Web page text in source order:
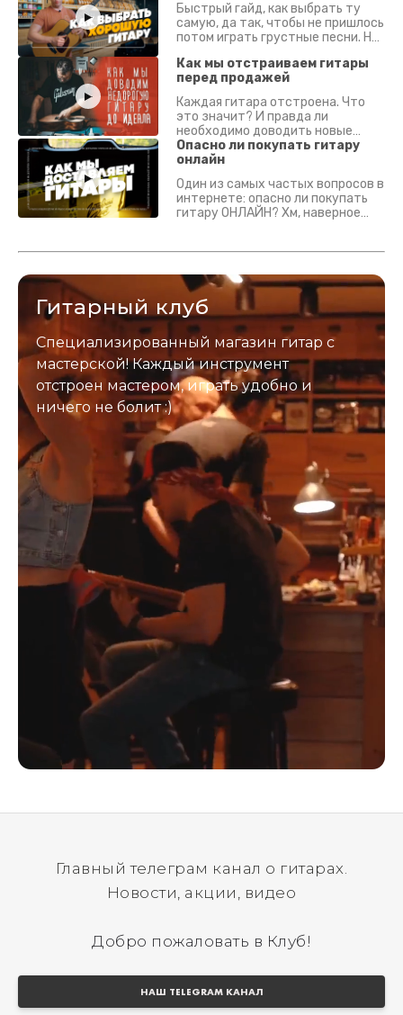
Быстрый гайд, как выбрать ту
самую, да так, чтобы не пришлось
потом играть грустные песни. На
Как мы отстраиваем гитары
перед продажей
Каждая гитара отстроена. Что
это значит? И правда ли
необходимо доводить новые
гитары? Если кратко - да.
Подробно - в видео :)
Опасно ли покупать гитару
онлайн
Один из самых частых вопросов в
интернете: опасно ли покупать
гитару ОНЛАЙН? Хм, наверное
застрахован. Случись что -
Гитарный клуб
Специализированный магазин гитар с
мастерской! Каждый инструмент
отстроен мастером, играть удобно и
ничего не болит :)
Главный телеграм канал о гитарах.
Новости, акции, видео
Добро пожаловать в Клуб!
НАШ TELEGRAM КАНАЛ